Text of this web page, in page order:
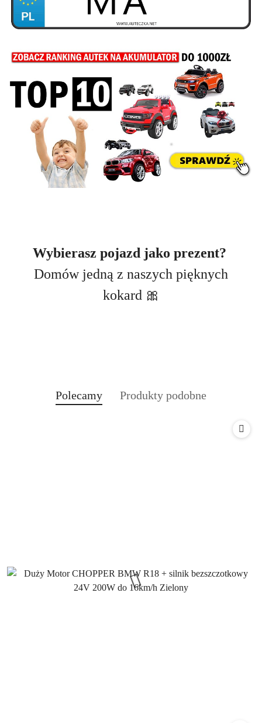
Wybierasz pojazd jako prezent?
Domów jedną z naszych pięknych
kokard 🎀
Pomiń karuzelę produktów
Produkty
Polecamy
Produkty
Produkty podobne